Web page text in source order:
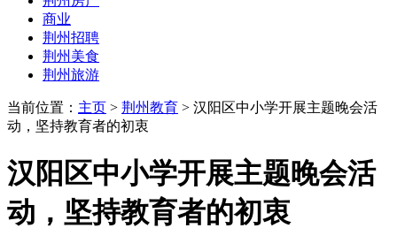
商业
荆州招聘
荆州美食
荆州旅游
当前位置： 主页 > 荆州教育 > 汉阳区中小学开展主题晚会活
动，坚持教育者的初衷
汉阳区中小学开展主题晚会活
动，坚持教育者的初衷